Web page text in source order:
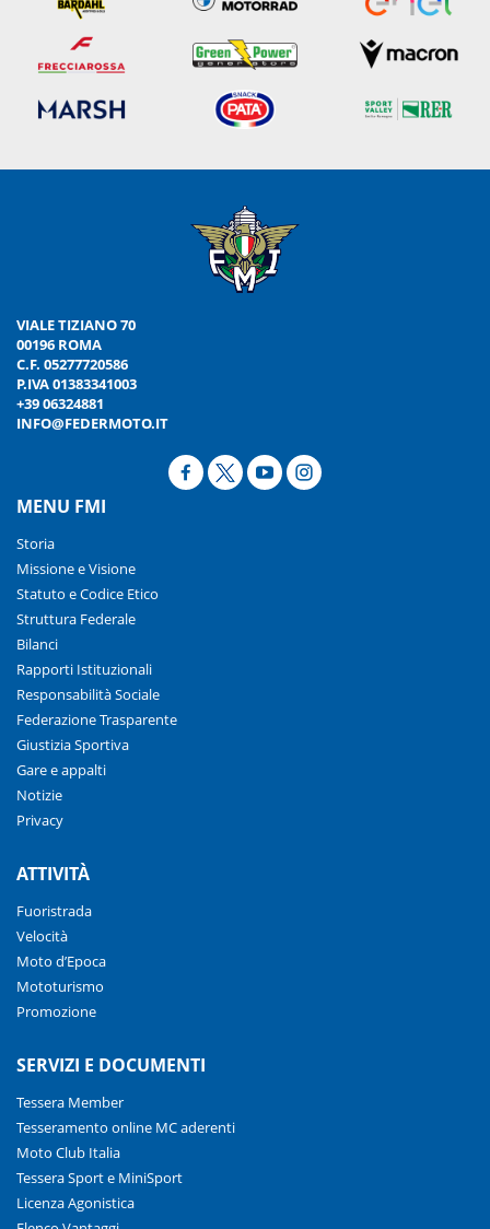
VIALE TIZIANO 70
00196 ROMA
C.F. 05277720586
P.IVA 01383341003
+39 06324881
INFO@FEDERMOTO.IT
MENU FMI
Storia
Missione e Visione
Statuto e Codice Etico
Struttura Federale
Bilanci
Rapporti Istituzionali
Responsabilità Sociale
Federazione Trasparente
Giustizia Sportiva
Gare e appalti
Notizie
Privacy
ATTIVITÀ
Fuoristrada
Velocità
Moto d’Epoca
Mototurismo
Promozione
SERVIZI E DOCUMENTI
Tessera Member
Tesseramento online MC aderenti
Moto Club Italia
Tessera Sport e MiniSport
Licenza Agonistica